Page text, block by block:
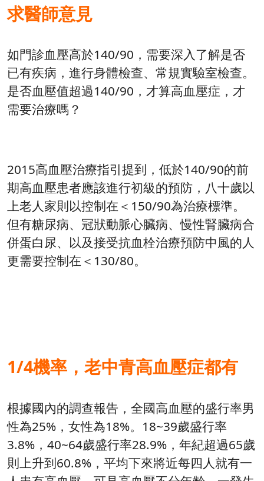
求醫師意見
如門診血壓高於140/90，需要深入了解是否
已有疾病，進行身體檢查、常規實驗室檢查。
是否血壓值超過140/90，才算高血壓症，才
需要治療嗎？
2015高血壓治療指引提到，低於140/90的前
期高血壓患者應該進行初級的預防，八十歲以
上老人家則以控制在＜150/90為治療標準。
但有糖尿病、冠狀動脈心臟病、慢性腎臟病合
併蛋白尿、以及接受抗血栓治療預防中風的人
更需要控制在＜130/80。
1/4機率，老中青高血壓症都有
根據國內的調查報告，全國高血壓的盛行率男
性為25%，女性為18%。18~39歲盛行率
3.8%，40~64歲盛行率28.9%，年紀超過65歲
則上升到60.8%，平均下來將近每四人就有一